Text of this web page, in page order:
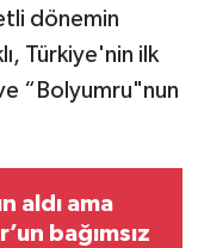
dönemin
Türkiye'nin ilk
“Bolyumru"nun
aldı ama
bağımsız